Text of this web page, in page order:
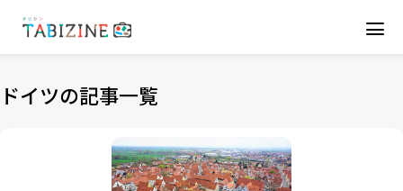
ドイツの記事一覧